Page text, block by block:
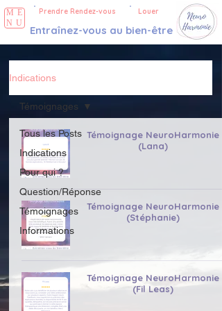
Prendre Rendez-vous
Entraînez-vous au bien-être
Louer
ME
NU
Indications
Tous les Posts
Indications
Pour qui ?
Question/Réponse
Témoignages
Informations
Témoignages
Témoignage NeuroHarmonie
(Lana)
Témoignage NeuroHarmonie
(Stéphanie)
Témoignage NeuroHarmonie
(Fil Leas)